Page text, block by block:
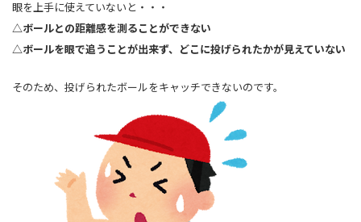
眼を上手に使えていないと・・・
△ボールとの距離感を測ることができない
△ボールを眼で追うことが出来ず、どこに投げられたかが見えていない
そのため、投げられたボールをキャッチできないのです。